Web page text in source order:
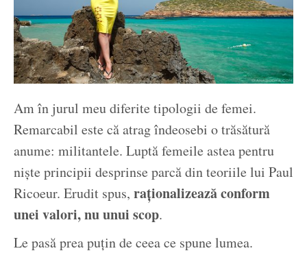
Am în jurul meu diferite tipologii de femei.
Remarcabil este că atrag îndeosebi o trăsătură
anume: militantele. Luptă femeile astea pentru
niște principii desprinse parcă din teoriile lui Paul
Ricoeur. Erudit spus, raționalizează conform
unei valori, nu unui scop.
Le pasă prea puțin de ceea ce spune lumea.